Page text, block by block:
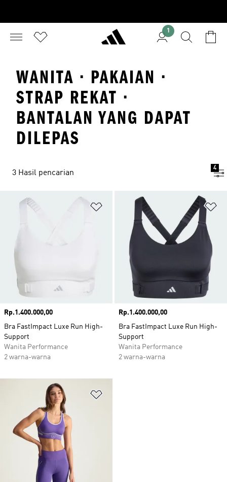
1
WANITA · PAKAIAN ·
STRAP REKAT ·
BANTALAN YANG DAPAT
DILEPAS
3 Hasil pencarian
4
Tambahkan ke Wishlist
Harga
Rp.1.400.000,00
Bra FastImpact Luxe Run High-
Support
Wanita Performance
2 warna-warna
Harga
Rp.1.400.000,00
Bra FastImpact Luxe Run High-
Support
Wanita Performance
2 warna-warna